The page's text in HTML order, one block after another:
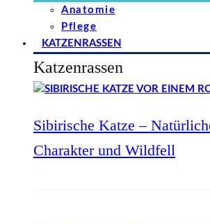
Anatomie
Pflege
KATZENRASSEN
Katzenrassen
Sibirische Katze –
Charakter und Wildfell